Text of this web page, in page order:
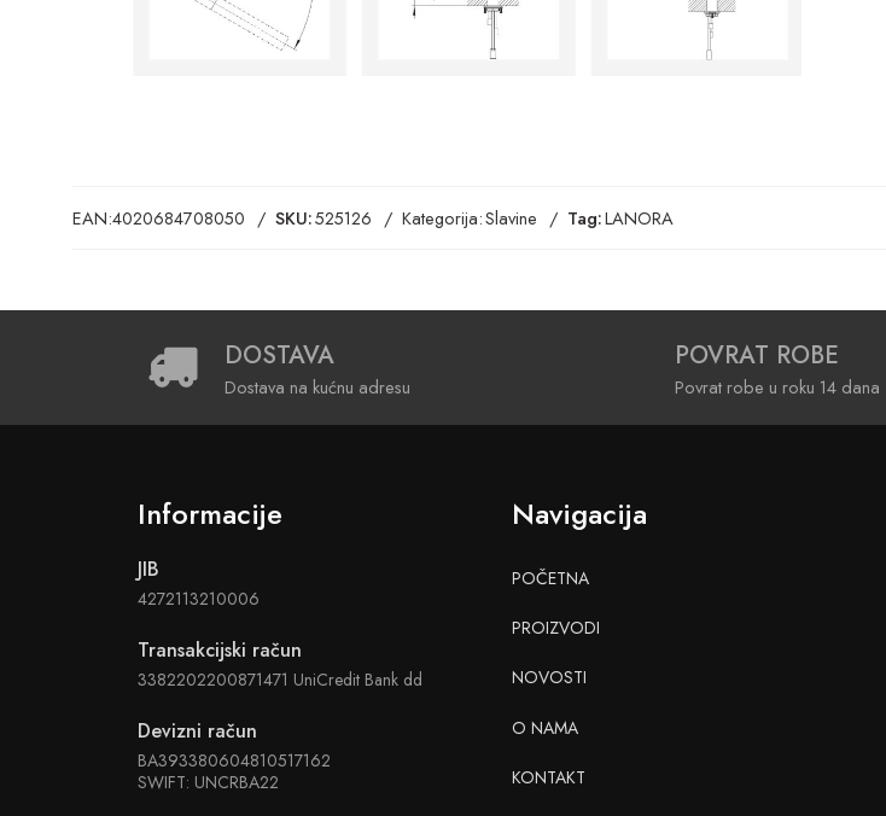
EAN:4020684708050 SKU:525126 Kategorija:Slavine Tag:LANORA
DOSTAVA
Dostava na kućnu adresu
POVRAT ROBE
Povrat robe u roku 14 dana
Informacije
JIB
4272113210006
Transakcijski račun
3382202200871471 UniCredit Bank dd
Devizni račun
BA393380604810517162
SWIFT: UNCRBA22
Navigacija
POČETNA
PROIZVODI
NOVOSTI
O NAMA
KONTAKT